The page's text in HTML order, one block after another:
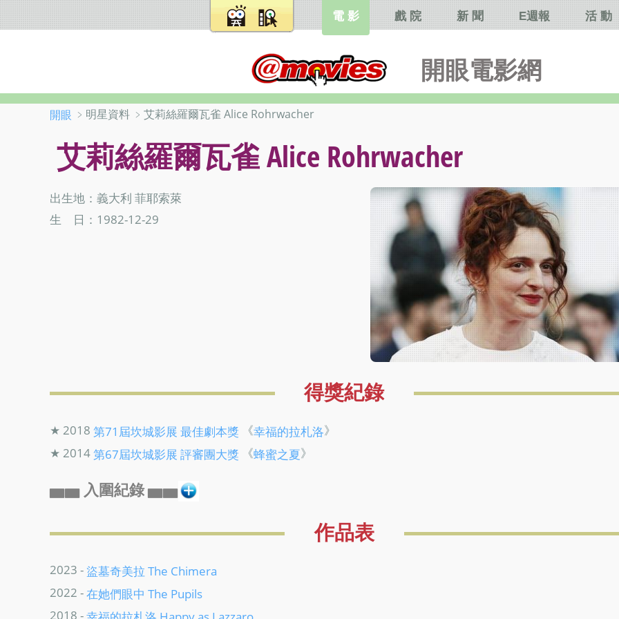
開眼電影網
電 影 戲 院 新 聞 E週報 活 動
開眼 ﹥明星資料 ﹥艾莉絲羅爾瓦雀 Alice Rohrwacher
艾莉絲羅爾瓦雀 Alice Rohrwacher
出生地：義大利 菲耶索萊
生 日：1982-12-29
得獎紀錄
★ 2018 第71屆坎城影展 最佳劇本獎 《幸福的拉札洛》
★ 2014第67屆坎城影展 評審團大獎 《蜂蜜之夏》
▅▅ 入圍紀錄 ▅▅
作品表
2023 -盜墓奇美拉 The Chimera
2022 -在她們眼中 The Pupils
2018 -